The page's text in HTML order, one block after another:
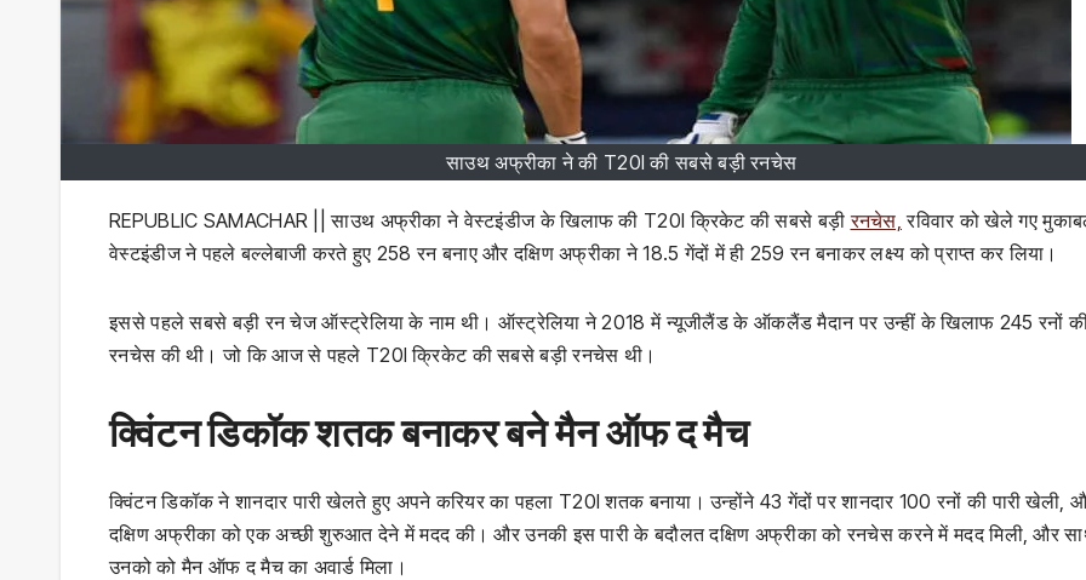
साउथ अफ्रीका ने की T20I की सबसे बड़ी रनचेस
REPUBLIC SAMACHAR || साउथ अफ्रीका ने वेस्टइंडीज के खिलाफ की T20I क्रिकेट की सबसे बड़ीरनचेस, रविवार को खेले गए
वेस्टइंडीज ने पहले बल्लेबाजी करते हुए 258 रन बनाए और दक्षिण अफ्रीका ने 18.5 गेंदों में ही 259 रन बनाकर लक्ष्य को प्राप्त कर लिया।
इससे पहले सबसे बड़ी रन चेज ऑस्ट्रेलिया के नाम थी। ऑस्ट्रेलिया ने 2018 में न्यूजीलैंड के ऑकलैंड मैदान पर उन्हीं के खिलाफ 245 रनों
रनचेस की थी। जो कि आज से पहले T20I क्रिकेट की सबसे बड़ी रनचेस थी।
क्विंटन डिकॉक शतक बनाकर बने मैन ऑफ द मैच
क्विंटन डिकॉक ने शानदार पारी खेलते हुए अपने करियर का पहला T20I शतक बनाया। उन्होंने 43 गेंदों पर शानदार 100 रनों की पारी खेली,
दक्षिण अफ्रीका को एक अच्छी शुरुआत देने में मदद की। और उनकी इस पारी के बदौलत दक्षिण अफ्रीका को रनचेस करने में मदद मिली, और
उनको को मैन ऑफ द मैच का अवार्ड मिला।